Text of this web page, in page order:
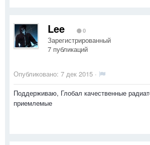
Lee 0
Зарегистрированный
7 публикаций
Опубликовано: 7 дек 2015 ·
Поддерживаю, Глобал качественные
приемлемые